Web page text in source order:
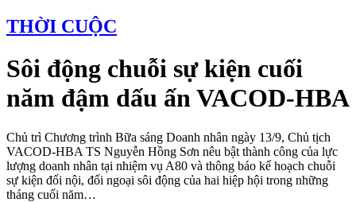
THỜI CUỘC
Sôi động chuỗi sự kiện cuối
năm đậm dấu ấn VACOD-HBA
Chủ trì Chương trình Bữa sáng Doanh nhân ngày 13/9, Chủ tịch
VACOD-HBA TS Nguyễn Hồng Sơn nêu bật thành công của lực
lượng doanh nhân tại nhiệm vụ A80 và thông báo kế hoạch chuỗi
sự kiện đối nội, đối ngoại sôi động của hai hiệp hội trong những
tháng cuối năm…